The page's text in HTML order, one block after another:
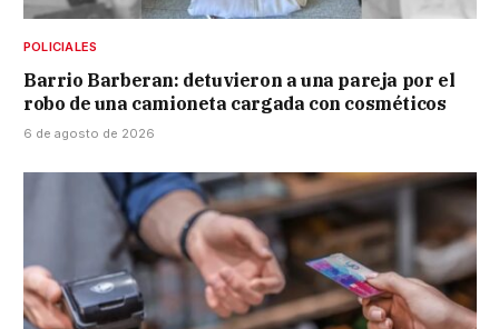
POLICIALES
Barrio Barberan: detuvieron a una pareja por el
robo de una camioneta cargada con cosméticos
6 de agosto de 2026